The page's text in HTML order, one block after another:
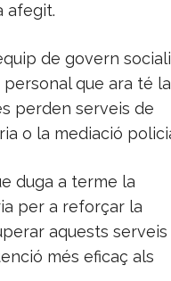
afegit.
de govern
que ara té la
perden serveis de
o la mediació
duga a terme la
per a reforçar la
aquests serveis
més eficaç als